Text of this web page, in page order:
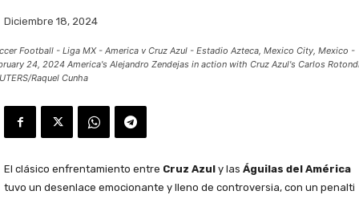
Diciembre 18, 2024
Football - Liga MX - America v Cruz Azul - Estadio Azteca, Mexico City, Mexico -
24, 2024 America's Alejandro Zendejas in action with Cruz Azul's Carlos
Raquel Cunha
El clásico enfrentamiento entre Cruz Azul y las Águilas del América
tuvo un desenlace emocionante y lleno de controversia, con un penalti